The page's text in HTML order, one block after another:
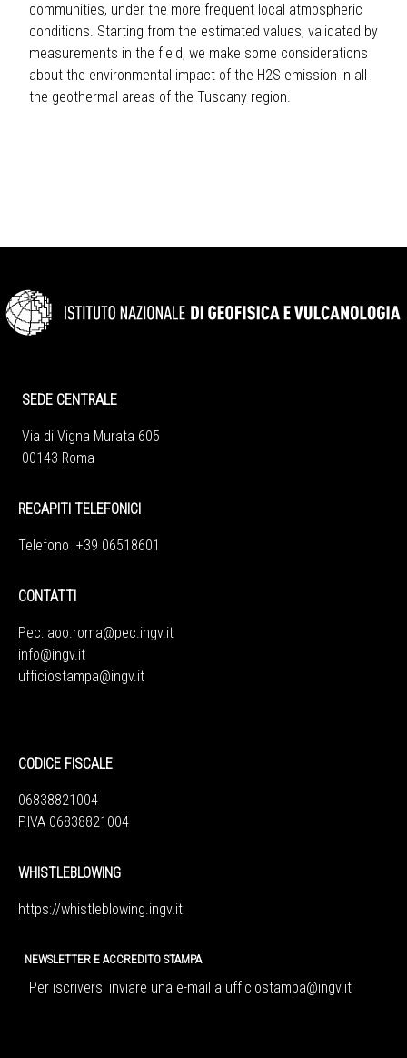
communities, under the more frequent local atmospheric
conditions. Starting from the estimated values, validated by
measurements in the field, we make some considerations
about the environmental impact of the H2S emission in all
the geothermal areas of the Tuscany region.
SEDE CENTRALE
Via di Vigna Murata 605
00143 Roma
RECAPITI TELEFONICI
Telefono +39 06518601
CONTATTI
Pec: aoo.roma@pec.ingv.it
info@ingv.it
ufficiostampa@ingv.it
CODICE FISCALE
06838821004
P.IVA 06838821004
WHISTLEBLOWING
https://whistleblowing.ingv. it
NEWSLETTER E ACCREDITO STAMPA
Per iscriversi inviare una e-mail a ufficiostampa@ingv.it